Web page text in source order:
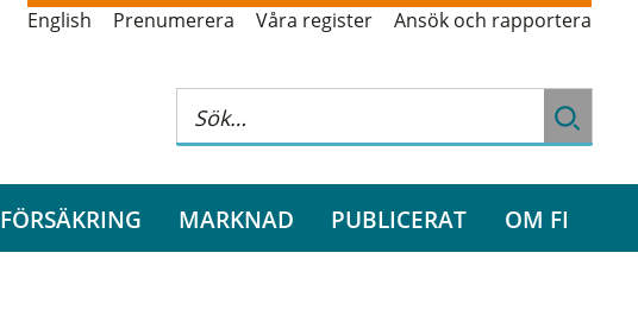
English Prenumerera Våra register Ansök och rapportera
FÖRSÄKRING MARKNAD PUBLICERAT OM FI